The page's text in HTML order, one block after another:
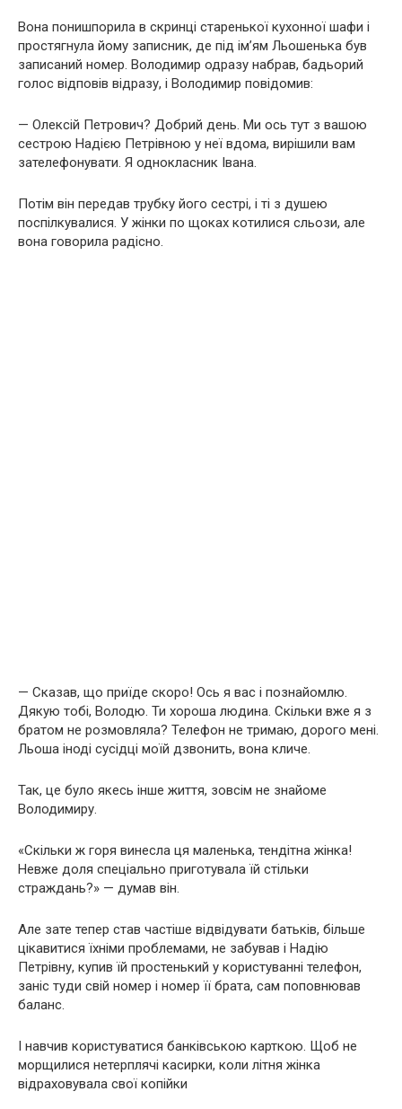
Вона понишпорила в скринці старенької кухонної шафи і
простягнула йому записник, де під ім’ям Льошенька був
записаний номер. Володимир одразу набрав, бадьорий
голос відповів відразу, і Володимир повідомив:
— Олексій Петрович? Добрий день. Ми ось тут з вашою
сестрою Надією Петрівною у неї вдома, вирішили вам
зателефонувати. Я однокласник Івана.
Потім він передав трубку його сестрі, і ті з душею
поспілкувалися. У жінки по щоках котилися сльози, але
вона говорила радісно.
— Сказав, що приїде скоро! Ось я вас і познайомлю.
Дякую тобі, Володю. Ти хороша людина. Скільки вже я з
братом не розмовляла? Телефон не тримаю, дорого мені.
Льоша іноді сусідці моїй дзвонить, вона кличе.
Так, це було якесь інше життя, зовсім не знайоме
Володимиру.
«Скільки ж горя винесла ця маленька, тендітна жінка!
Невже доля спеціально приготувала їй стільки
страждань?» — думав він.
Але зате тепер став частіше відвідувати батьків, більше
цікавитися їхніми проблемами, не забував і Надію
Петрівну, купив їй простенький у користуванні телефон,
заніс туди свій номер і номер її брата, сам поповнював
баланс.
І навчив користуватися банківською карткою. Щоб не
морщилися нетерплячі касирки, коли літня жінка
відраховувала свої копійки